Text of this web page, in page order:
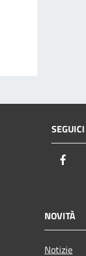
NOVITÀ
Notizie